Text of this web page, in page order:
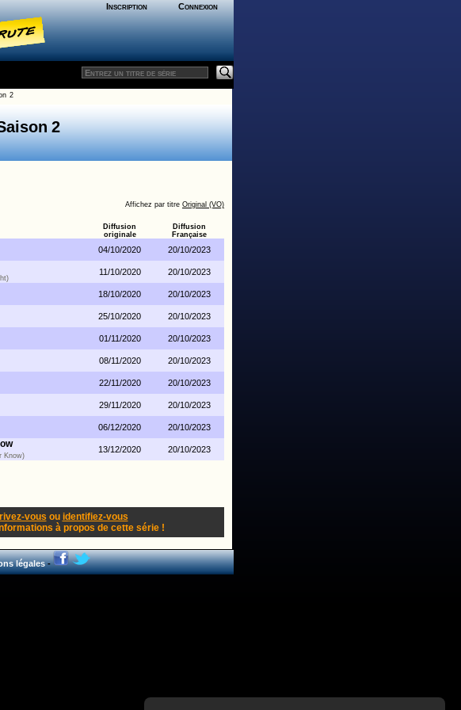
Inscription Connexion
2
2
Affichez par titre Original (VO)
Diffusion
originale
Diffusion
Française
04/10/2020
20/10/2023
11/10/2020
20/10/2023
18/10/2020
20/10/2023
25/10/2020
20/10/2023
01/11/2020
20/10/2023
08/11/2020
20/10/2023
22/11/2020
20/10/2023
29/11/2020
20/10/2023
06/12/2020
20/10/2023
Know)
13/12/2020 20/10/2023
vous ou identifiez-vous
à propos de cette série !
légales-